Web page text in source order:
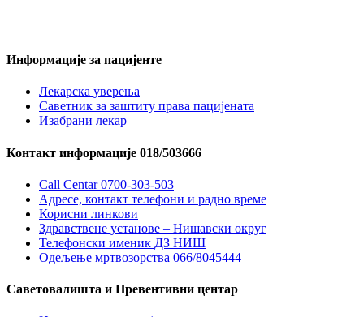
Информације за пацијенте
Лекарска уверења
Саветник за заштиту права пацијената
Изабрани лекар
Контакт информације 018/503666
Call Centar 0700-303-503
Адресe, контакт телефони и радно време
Корисни линкови
Здравствене установе – Нишавски округ
Телефонски именик ДЗ НИШ
Одељење мртвозорства 066/8045444
Саветовалишта и Превентивни центар